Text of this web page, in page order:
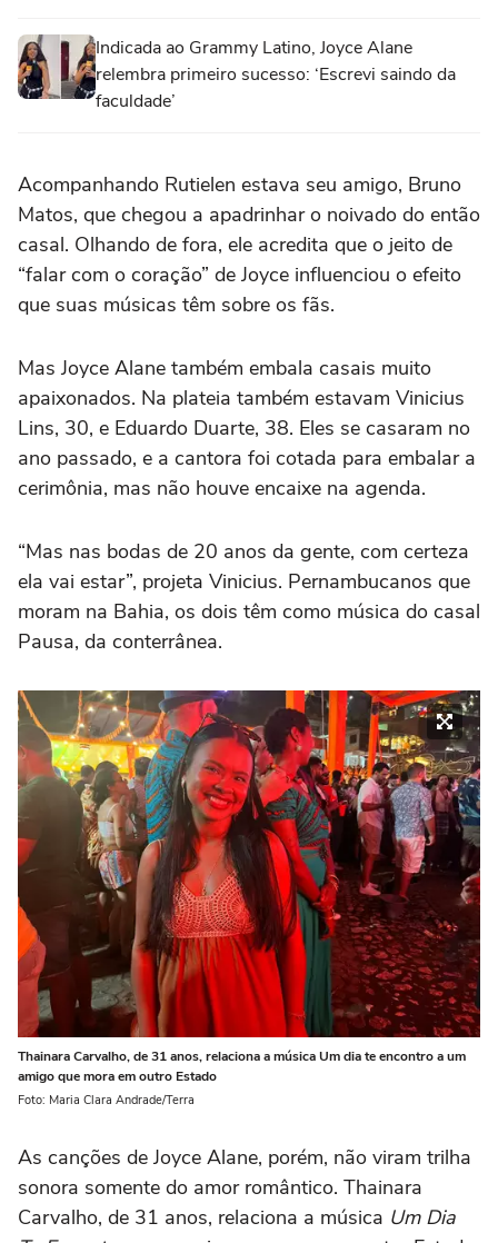
Indicada ao Grammy Latino, Joyce Alane
relembra primeiro sucesso: ‘Escrevi saindo da
faculdade’
Acompanhando Rutielen estava seu amigo, Bruno
Matos, que chegou a apadrinhar o noivado do então
casal. Olhando de fora, ele acredita que o jeito de
“falar com o coração” de Joyce influenciou o efeito
que suas músicas têm sobre os fãs.
Mas Joyce Alane também embala casais muito
apaixonados. Na plateia também estavam Vinicius
Lins, 30, e Eduardo Duarte, 38. Eles se casaram no
ano passado, e a cantora foi cotada para embalar a
cerimônia, mas não houve encaixe na agenda.
“Mas nas bodas de 20 anos da gente, com certeza
ela vai estar”, projeta Vinicius. Pernambucanos que
moram na Bahia, os dois têm como música do casal
Pausa, da conterrânea.
Thainara Carvalho, de 31 anos, relaciona a música Um dia te encontro a um
amigo que mora em outro Estado
Foto: Maria Clara Andrade/Terra
As canções de Joyce Alane, porém, não viram trilha
sonora somente do amor romântico. Thainara
Carvalho, de 31 anos, relaciona a música Um Dia